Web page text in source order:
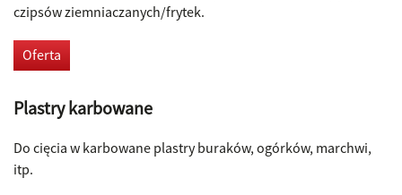
czipsów ziemniaczanych/frytek.
Oferta
Plastry karbowane
Do cięcia w karbowane plastry buraków, ogórków, marchwi,
itp.